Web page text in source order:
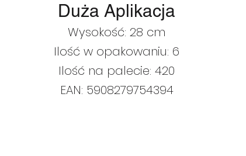
Duża Aplikacja
Wysokość: 28 cm
Ilość w opakowaniu: 6
Ilość na palecie: 420
EAN: 5908279754394